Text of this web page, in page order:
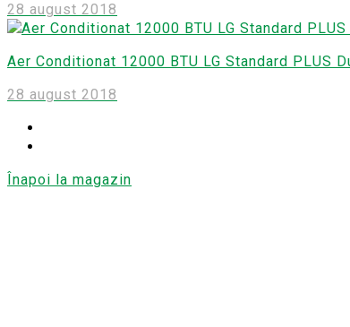
28 august 2018
Aer Conditionat 12000 BTU LG Standard PLUS
28 august 2018
Înapoi la magazin